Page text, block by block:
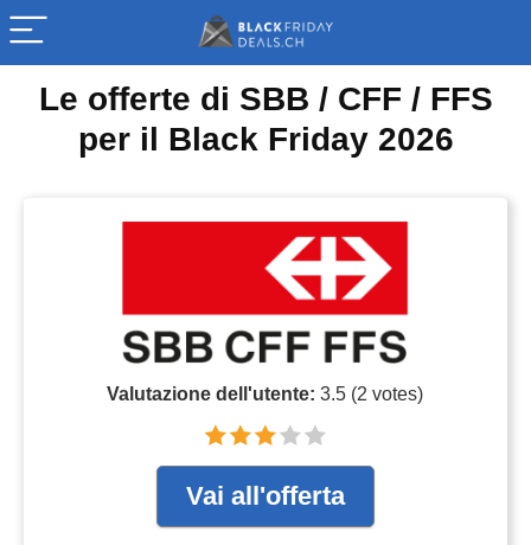
Le offerte di SBB / CFF / FFS
per il Black Friday 2026
Valutazione dell'utente:3.5 (2 votes)
Vai all'offerta